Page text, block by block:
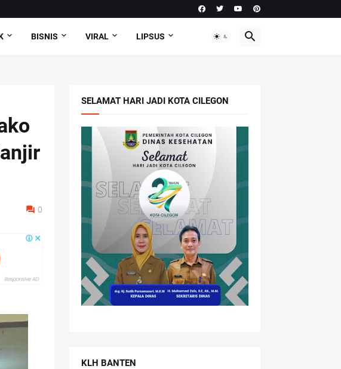
BISNIS VIRAL LIPSUS
0
SELAMAT HARI JADI KOTA CILEGON
KLH BANTEN